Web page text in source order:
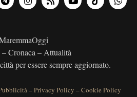
Cronaca – Attualità
per essere sempre aggiornato.
–Privacy Policy –Cookie Policy